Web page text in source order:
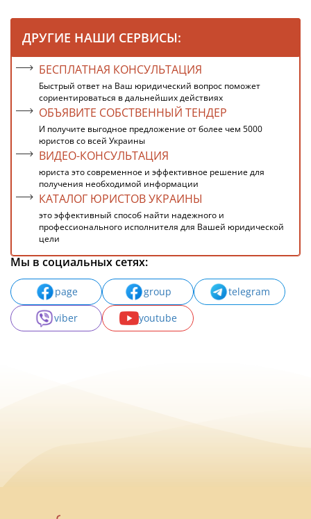
ДРУГИЕ НАШИ СЕРВИСЫ:
БЕСПЛАТНАЯ КОНСУЛЬТАЦИЯ
Быстрый ответ на Ваш юридический вопрос поможет
сориентироваться в дальнейших действиях
ОБЪЯВИТЕ СОБСТВЕННЫЙ ТЕНДЕР
И получите выгодное предложение от более чем 5000
юристов со всей Украины
ВИДЕО-КОНСУЛЬТАЦИЯ
юриста это современное и эффективное решение для
получения необходимой информации
КАТАЛОГ ЮРИСТОВ УКРАИНЫ
это эффективный способ найти надежного и
профессионального исполнителя для Вашей юридической
цели
Мы в социальных сетях:
page group
telegram
viber
youtube